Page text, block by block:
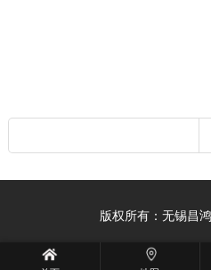
版权所有：无锡昌